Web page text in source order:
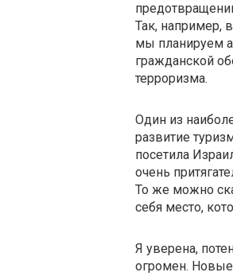
Так, например,
мы планируем
гражданской
терроризма.
Один из
развитие
посетила
очень
То же можно
себя место,
Я уверена,
огромен. Новые